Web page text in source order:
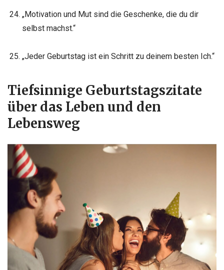
„Motivation und Mut sind die Geschenke, die du dir
selbst machst.“
„Jeder Geburtstag ist ein Schritt zu deinem besten Ich.“
Tiefsinnige Geburtstagszitate
über das Leben und den
Lebensweg